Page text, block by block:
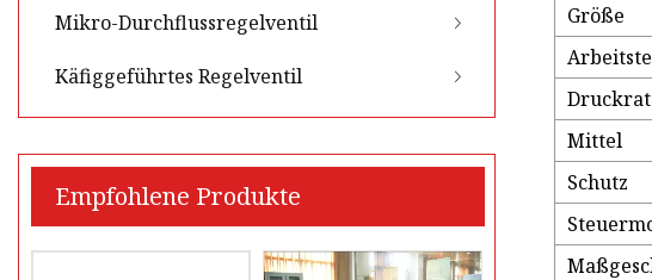
Mikro-Durchflussregelventil
Käfiggeführtes Regelventil
Empfohlene Produkte
Größe
Mittel
Schutz